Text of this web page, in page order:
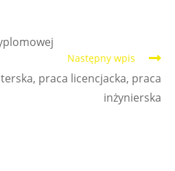
Następny wpis
praca licencjacka, praca
inżynierska